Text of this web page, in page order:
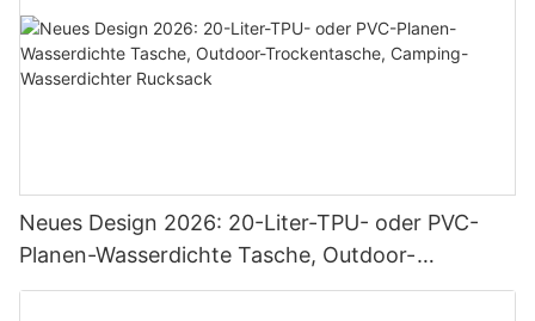
Neues Design 2026: 20-Liter-TPU- oder PVC-
Planen-Wasserdichte Tasche, Outdoor-
Trockentasche, Camping-Wasserdichter